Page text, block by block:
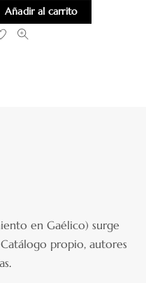
Añadir al carrito
en Gaélico) surge
Catálogo propio, autores
.